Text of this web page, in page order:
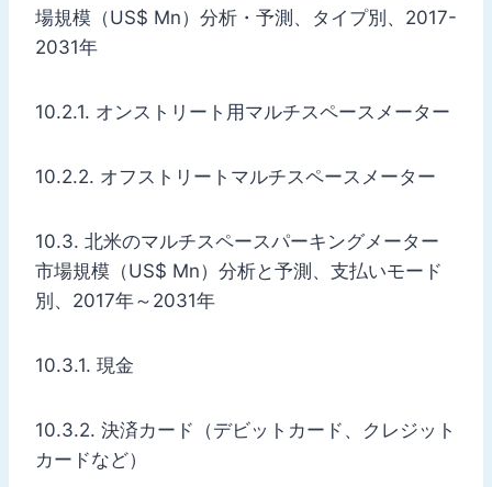
場規模（US$ Mn）分析・予測、タイプ別、2017-
2031年
10.2.1. オンストリート用マルチスペースメーター
10.2.2. オフストリートマルチスペースメーター
10.3. 北米のマルチスペースパーキングメーター
市場規模（US$ Mn）分析と予測、支払いモード
別、2017年～2031年
10.3.1. 現金
10.3.2. 決済カード（デビットカード、クレジット
カードなど）